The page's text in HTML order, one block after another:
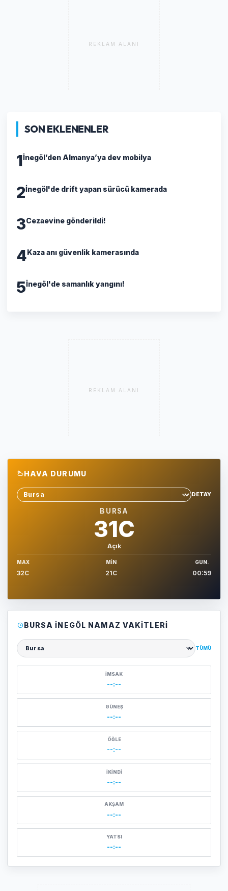
REKLAM ALANI
SON EKLENENLER
1İnegöl’den Almanya’ya dev mobilya
2İnegöl'de drift yapan sürücü kamerada
3Cezaevine gönderildi!
4Kaza anı güvenlik kamerasında
5İnegöl'de samanlık yangını!
REKLAM ALANI
HAVA DURUMU
Sehir sec
DETAY
BURSA
31C
Açık
MAX
32C
MIN
21C
GUN.
00:59
BURSA İNEGÖL NAMAZ VAKITLERI
Şehir seçin
TÜMÜ
İMSAK
--:--
GÜNEŞ
--:--
ÖĞLE
--:--
İKINDI
--:--
AKŞAM
--:--
YATSI
--:--